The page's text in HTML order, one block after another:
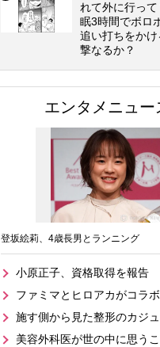
れて外に行っ
眠3時間でボロ
追い打ちをか
撃なるか？
エンタメニュー
登坂絵莉、4歳長男とランニング
小原正子、資格取得を報告
ファミマとヒロアカがコラボ
施す側から見た整形のカジ
美容外科医が世の中に思うこ